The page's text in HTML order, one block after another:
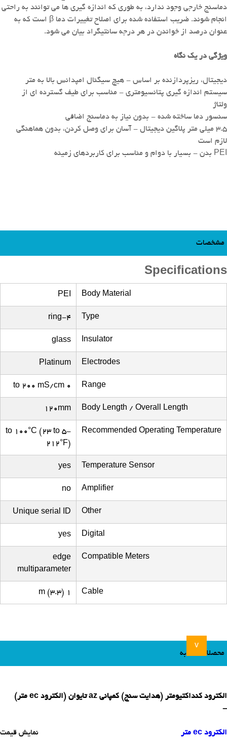
v
دماسنج خارجی وجود ندارد، به طوری که اندازه گیری ها می توانند به راحتی
انجام شوند.
ضریب استفاده شده برای اصلاح تغییرات دما β است که به
عنوان درصد از خواندن در هر درجه سانتیگراد بیان می شود.
ویژگی در یک نگاه
دیجیتال، ریزپردازنده بر اساس - هیچ سیگنال امپدانس بالا به متر
سیستم اندازه گیری پتانسیومتری - مناسب برای طیف گسترده ای از
ولتاژ
سنسور دما ساخته شده - بدون نیاز به دماسنج اضافی
3.5 میلی متر پلاگین دیجیتال - آسان برای وصل کردن، بدون هماهنگی
لازم است
PEI بدن - بسیار با دوام و مناسب برای کاربردهای زمینه
مشخصات
Specifications
Body Material
PEI
Type
4-ring
Insulator
glass
Electrodes
Platinum
Range
0 to 200 mS/cm
Body Length / Overall Length
120mm
Recommended Operating Temperature
-5 to 100°C (23 to
212°F)
Temperature Sensor
yes
Amplifier
no
Other
Unique serial ID
Digital
yes
Compatible Meters
edge
multiparameter
Cable
1 m (3.3)
محصلات مشابه
الکترود کنداکتیومتر (هدایت سنج) کمپانی az تایوان (الکترود ec متر)
-
الکترود ec متر نمایش قیمت